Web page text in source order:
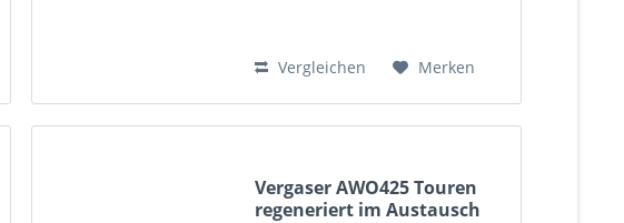
Vergleichen Merken
Vergaser AWO425 Touren
regeneriert im Austausch